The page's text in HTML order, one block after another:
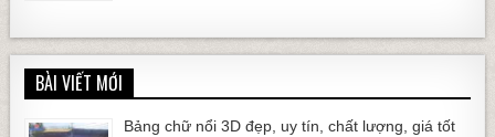
BÀI VIẾT MỚI
Bảng chữ nổi 3D đẹp, uy tín, chất lượng, giá tốt